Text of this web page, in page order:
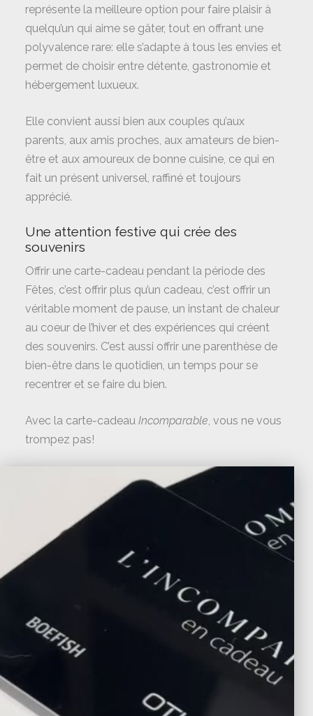
représente la meilleure option pour faire plaisir à
quelqu’un qui aime se gâter, tout en offrant une
polyvalence rare: elle s’adapte à tous les envies et
permet de choisir entre détente, gastronomie et
hébergement luxueux.
Elle convient aussi bien aux couples qu’aux
parents, aux amis proches, aux amateurs de bien-
être et aux amoureux de bonne cuisine, ce qui en
fait un présent universel, raffiné et toujours
apprécié.
Une attention festive qui crée des
souvenirs
Offrir une carte-cadeau pendant la période des
Fêtes, c’est offrir plus qu’un cadeau, c’est offrir un
véritable moment de pause, un instant de chaleur
au coeur de l’hiver et des expériences qui créent
des souvenirs. C’est aussi offrir une parenthèse de
bien-être dans le quotidien, un temps pour se
recentrer et se faire du bien.
Avec la carte-cadeau Incomparable, vous ne vous
trompez pas!